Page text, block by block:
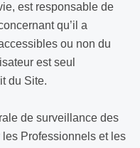
est responsable de
qu’il a
ou non du
est seul
du Site.
de surveillance des
Professionnels et les